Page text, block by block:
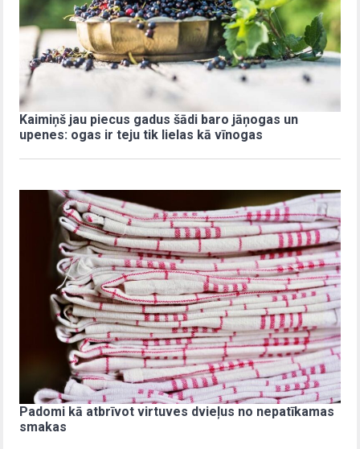
Kaimiņš jau piecus gadus šādi baro jāņogas un
upenes: ogas ir teju tik lielas kā vīnogas
Padomi kā atbrīvot virtuves dvieļus no nepatīkamas
smakas